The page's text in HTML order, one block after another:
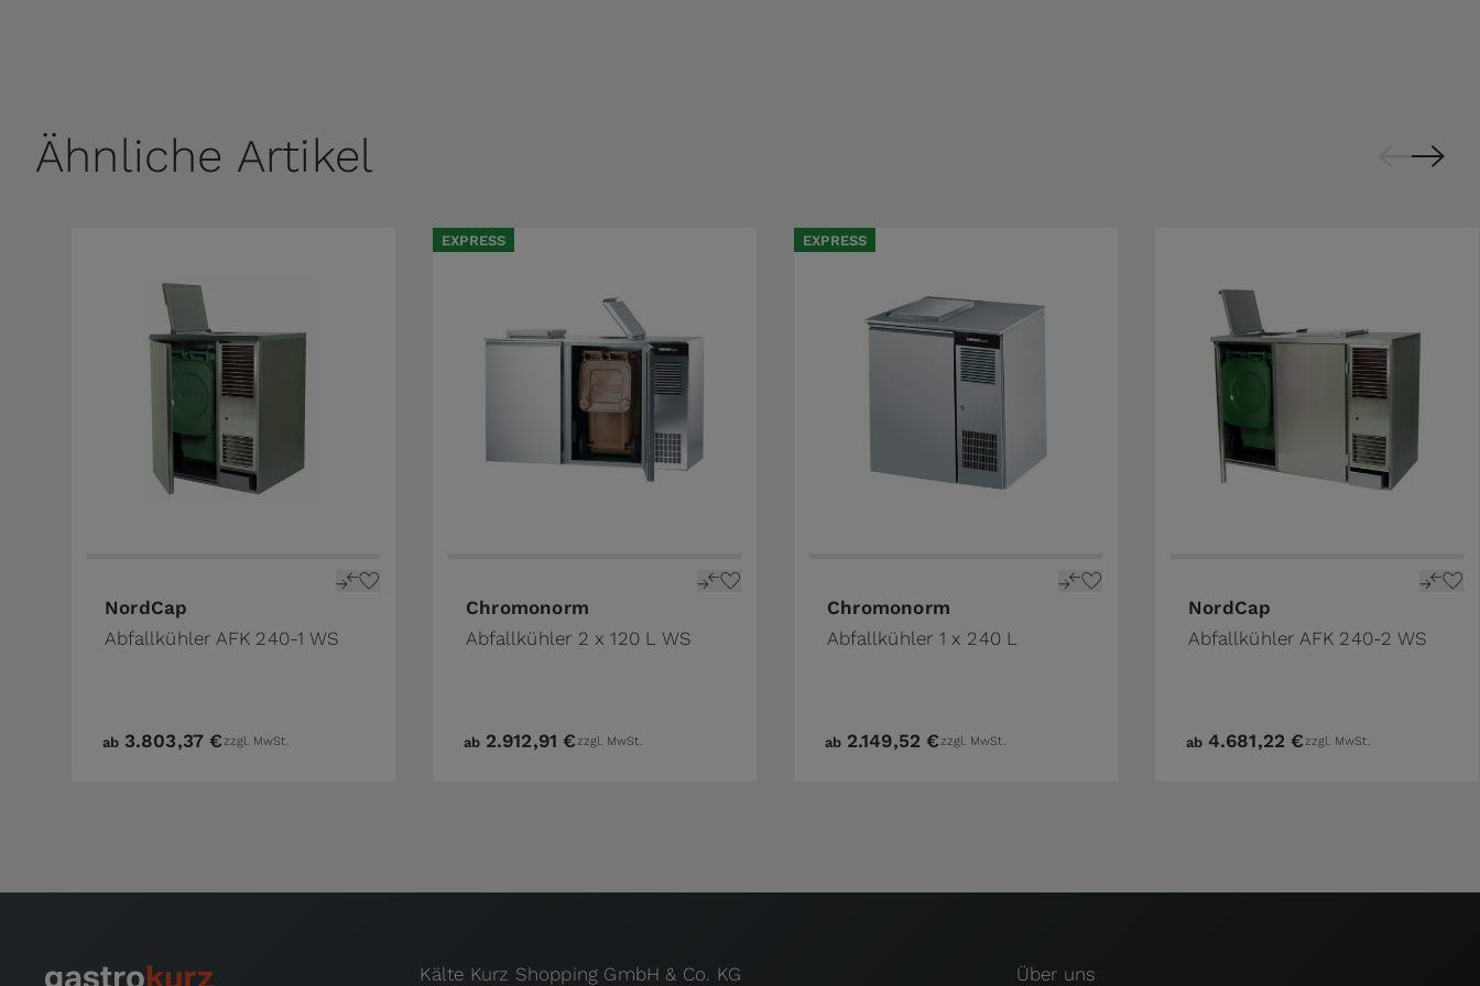
Ähnliche Artikel
NordCap
Abfallkühler AFK 240-1 WS
ab 3.803,37 €zzgl. MwSt.
EXPRESS
Chromonorm
Abfallkühler 2 x 120 L WS
ab 2.912,91 €zzgl. MwSt.
EXPRESS
Chromonorm
Abfallkühler 1 x 240 L
ab 2.149,52 €zzgl. MwSt.
NordCap
Abfallkühler AFK 240-2 WS
ab 4.681,22 €zzgl. MwSt.
Kälte Kurz Shopping GmbH & Co. KG Über uns